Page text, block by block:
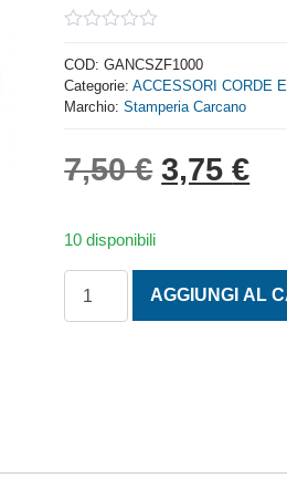
out
of
5
COD:GANCSZF1000
Categorie:ACCESSORI CORDE
Marchio:Stamperia Carcano
7,50€ Il
3,75€Il
10 disponibili
AGGIUNGI AL